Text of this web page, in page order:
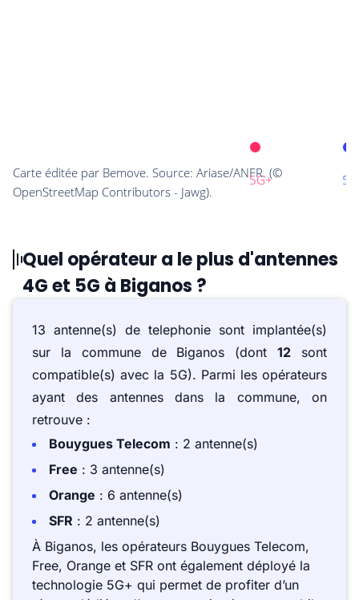
Quel opérateur a le plus d'antennes
4G et 5G à Biganos ?
13 antenne(s) de telephonie sont implantée(s)
sur la commune de Biganos (dont12 sont
compatible(s) avec la 5G). Parmi les opérateurs
ayant des antennes dans la commune, on
retrouve :
Bouygues Telecom : 2 antenne(s)
Free : 3 antenne(s)
Orange : 6 antenne(s)
SFR : 2 antenne(s)
À Biganos, les opérateurs Bouygues Telecom,
Free, Orange et SFR ont également déployé la
technologie 5G+ qui permet de profiter d’un